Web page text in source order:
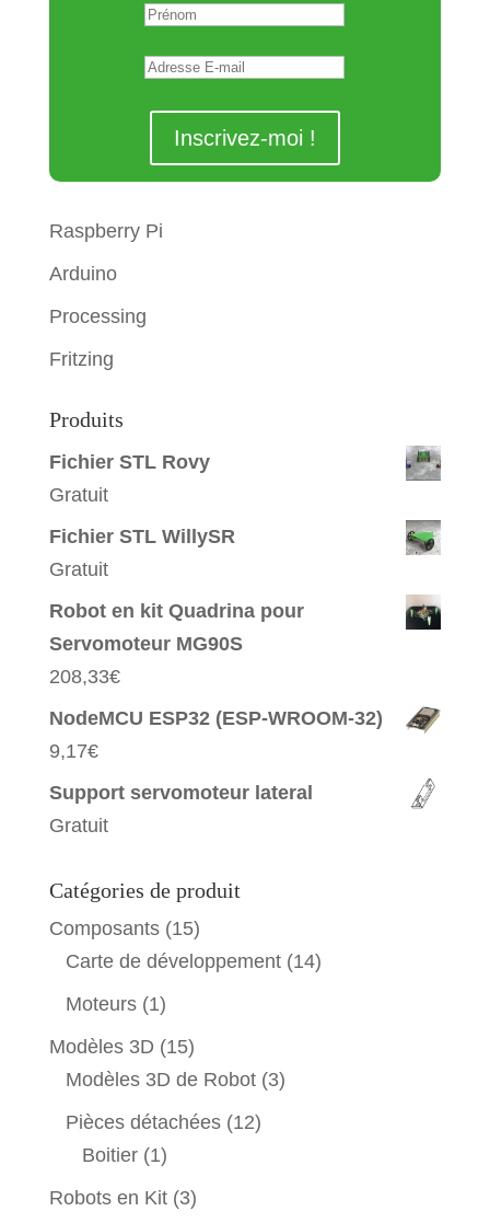
Raspberry Pi
Arduino
Processing
Fritzing
Produits
Fichier STL Rovy
Gratuit
Fichier STL WillySR
Gratuit
Robot en kit Quadrina pour
Servomoteur MG90S
208,33€
NodeMCU ESP32 (ESP-WROOM-32)
9,17€
Support servomoteur lateral
Gratuit
Catégories de produit
Composants (15)
Carte de développement (14)
Moteurs (1)
Modèles 3D (15)
Modèles 3D de Robot (3)
Pièces détachées (12)
Boitier (1)
Robots en Kit (3)